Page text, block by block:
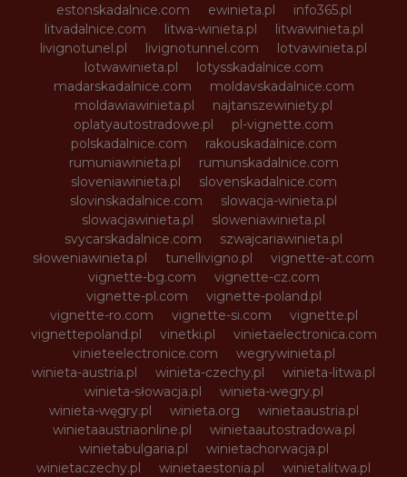
estonskadalnice.com
ewinieta.pl
info365.pl
litvadalnice.com
litwa-winieta.pl
litwawinieta.pl
livignotunel.pl
livignotunnel.com
lotvawinieta.pl
lotwawinieta.pl
lotysskadalnice.com
madarskadalnice.com
moldavskadalnice.com
moldawiawinieta.pl
najtanszewiniety.pl
oplatyautostradowe.pl
pl-vignette.com
polskadalnice.com
rakouskadalnice.com
rumuniawinieta.pl
rumunskadalnice.com
sloveniawinieta.pl
slovenskadalnice.com
slovinskadalnice.com
slowacja-winieta.pl
slowacjawinieta.pl
sloweniawinieta.pl
svycarskadalnice.com
szwajcariawinieta.pl
słoweniawinieta.pl
tunellivigno.pl
vignette-at.com
vignette-bg.com
vignette-cz.com
vignette-pl.com
vignette-poland.pl
vignette-ro.com
vignette-si.com
vignette.pl
vignettepoland.pl
vinetki.pl
vinietaelectronica.com
vinieteelectronice.com
wegrywinieta.pl
winieta-austria.pl
winieta-czechy.pl
winieta-litwa.pl
winieta-słowacja.pl
winieta-wegry.pl
winieta-węgry.pl
winieta.org
winietaaustria.pl
winietaaustriaonline.pl
winietaautostradowa.pl
winietabulgaria.pl
winietachorwacja.pl
winietaczechy.pl
winietaestonia.pl
winietalitwa.pl